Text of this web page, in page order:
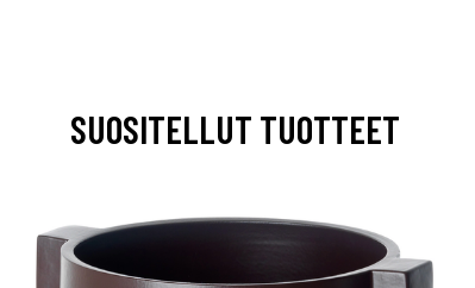
SUOSITELLUT TUOTTEET